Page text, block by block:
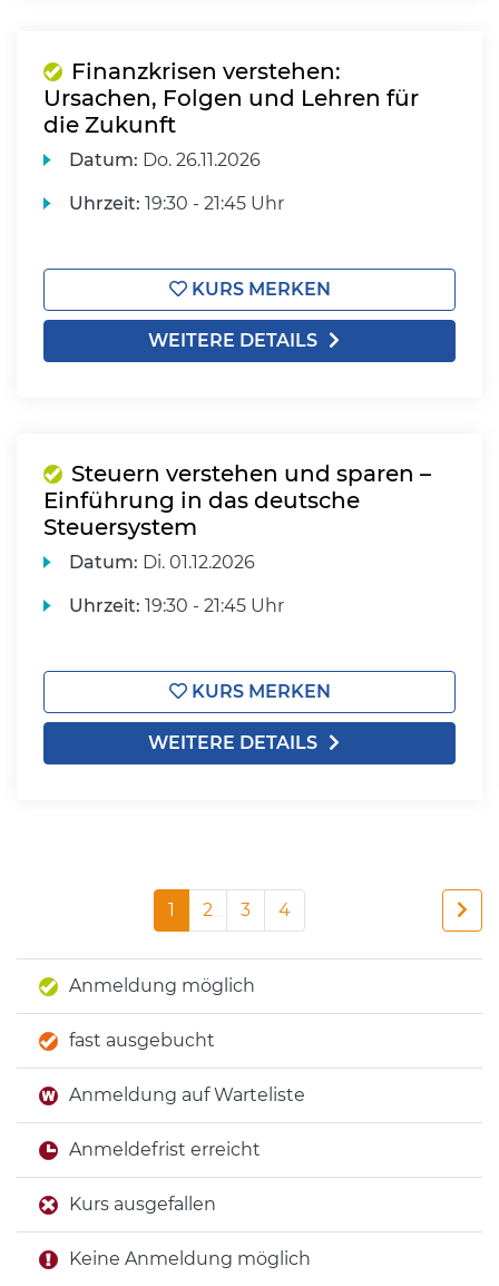
Finanzkrisen verstehen:
Ursachen, Folgen und Lehren für
die Zukunft
Datum: Do. 26.11.2026
Uhrzeit: 19:30 - 21:45 Uhr
KURS MERKEN
WEITERE DETAILS
Steuern verstehen und sparen –
Einführung in das deutsche
Steuersystem
Datum: Di. 01.12.2026
Uhrzeit: 19:30 - 21:45 Uhr
KURS MERKEN
WEITERE DETAILS
1 2 3 4
Anmeldung möglich
fast ausgebucht
Anmeldung auf Warteliste
Anmeldefrist erreicht
Kurs ausgefallen
Keine Anmeldung möglich